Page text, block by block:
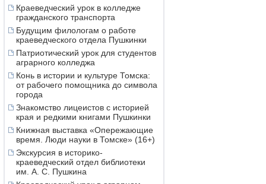
Краеведческий урок в колледже
гражданского транспорта
Будущим филологам о работе
краеведческого отдела Пушкинки
Патриотический урок для студентов
аграрного колледжа
Конь в истории и культуре Томска:
от рабочего помощника до символа
города
Знакомство лицеистов с историей
края и редкими книгами Пушкинки
Книжная выставка «Опережающие
время. Люди науки в Томске» (16+)
Экскурсия в историко-
краеведческий отдел библиотеки
им. А. С. Пушкина